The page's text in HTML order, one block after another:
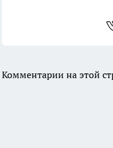
Комментарии на этой